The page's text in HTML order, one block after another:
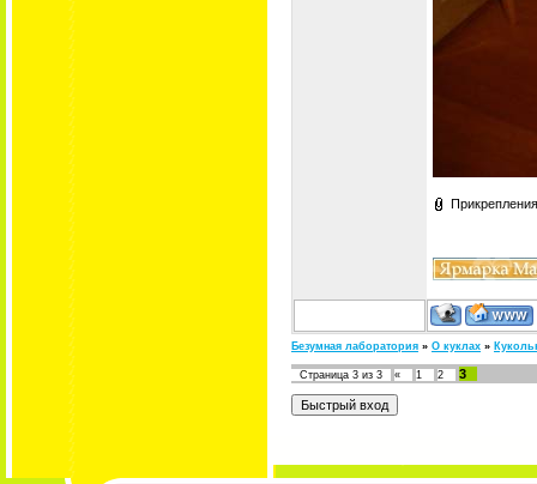
Безумная лаборатория » О куклах »
Страница 3 из 3 « 1 2 3